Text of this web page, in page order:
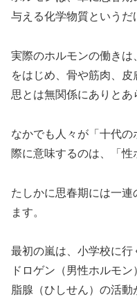
与える化学物質というだ
実際のホルモンの働き
をはじめ、骨や筋肉、
思とは無関係にありとあ
なかでも人々が「十代
際に意味するのは、「性
たしかに思春期には一
ます。
最初の嵐は、小学校に
ドロゲン（男性ホルモ
脂腺（ひしせん）の活